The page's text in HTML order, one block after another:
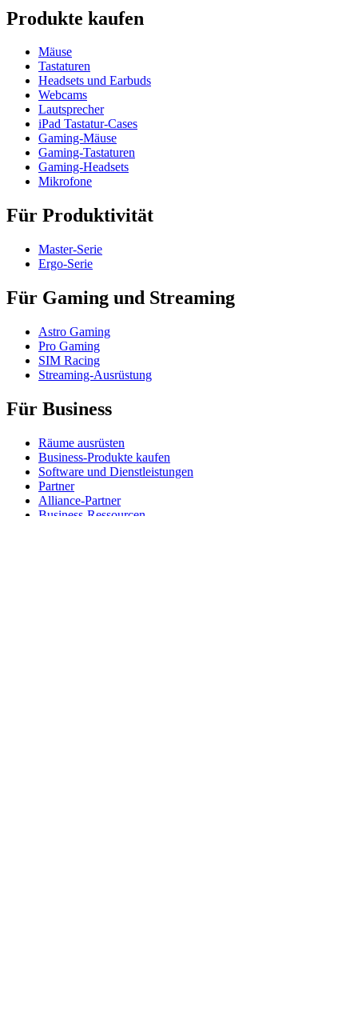
Produkte kaufen
Mäuse
Tastaturen
Headsets und Earbuds
Webcams
Lautsprecher
iPad Tastatur-Cases
Gaming-Mäuse
Gaming-Tastaturen
Gaming-Headsets
Mikrofone
Für Produktivität
Master-Serie
Ergo-Serie
Für Gaming und Streaming
Astro Gaming
Pro Gaming
SIM Racing
Streaming-Ausrüstung
Für Business
Räume ausrüsten
Business-Produkte kaufen
Software und Dienstleistungen
Partner
Alliance-Partner
Business-Ressourcen